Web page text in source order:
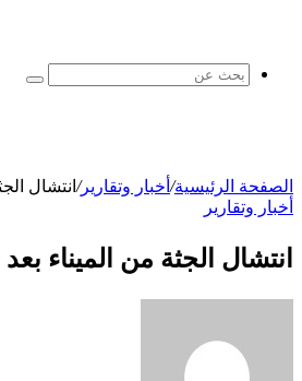
بحث
الصفحة الرئيسية/ أخبار وتقارير/ انتشال
أخبار وتقارير
انتشال الجثة من الميناء